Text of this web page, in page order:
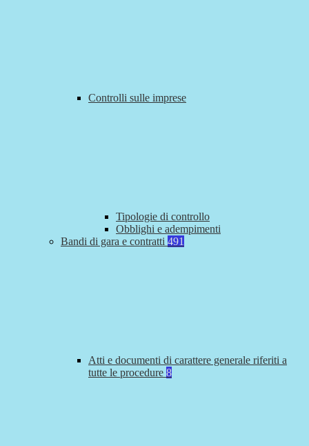
Controlli sulle imprese
Tipologie di controllo
Obblighi e adempimenti
Bandi di gara e contratti 491
Atti e documenti di carattere generale riferiti a
tutte le procedure 8